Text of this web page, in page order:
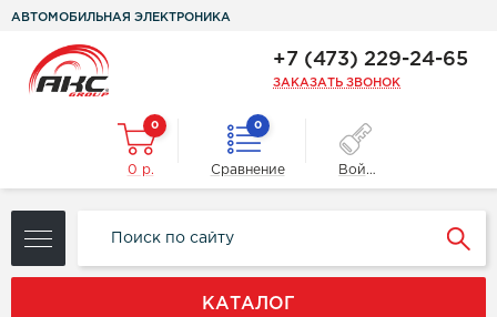
АВТОМОБИЛЬНАЯ ЭЛЕКТРОНИКА
+7 (473) 229-24-65
ЗАКАЗАТЬ ЗВОНОК
0
0 р.
0
Сравнение Войти
КАТАЛОГ